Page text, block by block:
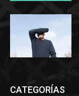
CATEGORÍAS